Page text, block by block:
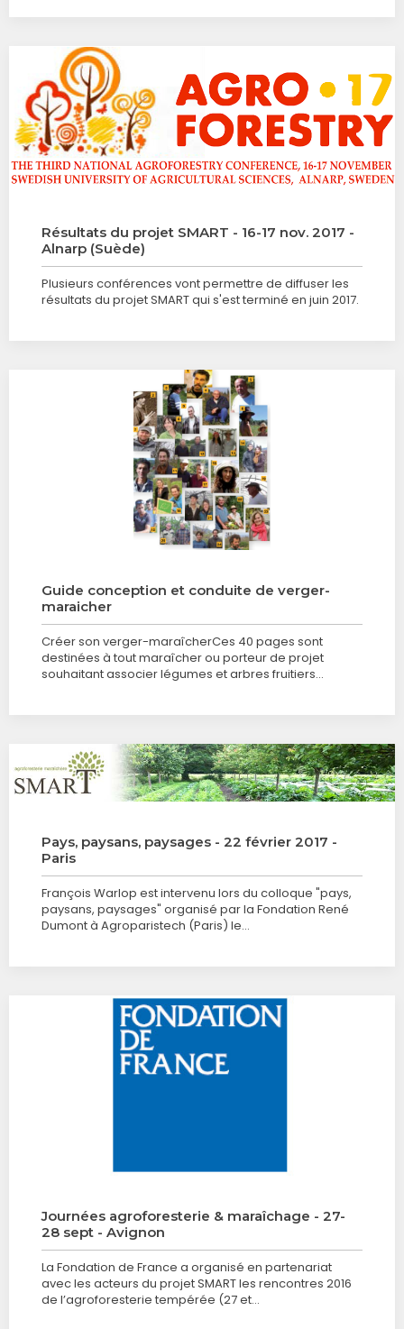
Résultats du projet SMART - 16-17 nov. 2017 -
Alnarp (Suède)
Plusieurs conférences vont permettre de diffuser les
résultats du projet SMART qui s'est terminé en juin 2017.
Guide conception et conduite de verger-
maraicher
Créer son verger-maraîcherCes 40 pages sont
destinées à tout maraîcher ou porteur de projet
souhaitant associer légumes et arbres fruitiers…
Pays, paysans, paysages - 22 février 2017 -
Paris
François Warlop est intervenu lors du colloque "pays,
paysans, paysages" organisé par la Fondation René
Dumont à Agroparistech (Paris) le…
Journées agroforesterie & maraîchage - 27-
28 sept - Avignon
La Fondation de France a organisé en partenariat
avec les acteurs du projet SMART les rencontres 2016
de l’agroforesterie tempérée (27 et…